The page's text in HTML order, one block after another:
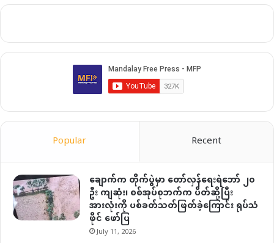
Popular Recent
ချောက်က တိုက်ပွဲမှာ တော်လှန်ရေးရဲဘော် ၂၀
ဦး ကျဆုံး၊ စစ်အုပ်စုဘက်က ပိတ်ဆို့ပြီး
အားလုံးကို ပစ်ခတ်သတ်ဖြတ်ခဲ့ကြောင်း ရုပ်သံ
ဖိုင် ဖော်ပြ
July 11, 2026